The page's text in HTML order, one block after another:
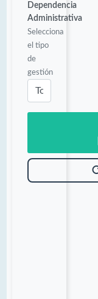
Dependencia
Administrativa
Selecciona
el tipo
de
gestión